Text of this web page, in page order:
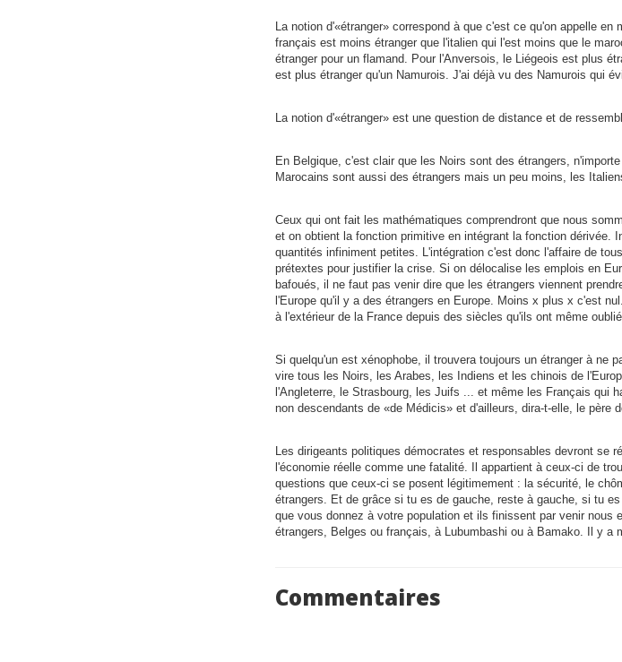
La notion d'«étranger» correspond à que c'est ce qu'on appelle
français est moins étranger que l'italien qui l'est moins que le
étranger pour un flamand. Pour l'Anversois, le Liégeois est plus
est plus étranger qu'un Namurois. J'ai déjà vu des Namurois qui
La notion d'«étranger» est une question de distance et de
En Belgique, c'est clair que les Noirs sont des étrangers,
Marocains sont aussi des étrangers mais un peu moins, les
Ceux qui ont fait les mathématiques comprendront que nous
et on obtient la fonction primitive en intégrant la fonction dérivée.
quantités infiniment petites. L'intégration c'est donc l'affaire de
prétextes pour justifier la crise. Si on délocalise les emplois en
bafoués, il ne faut pas venir dire que les étrangers viennent
l'Europe qu'il y a des étrangers en Europe. Moins x plus x c'est
à l'extérieur de la France depuis des siècles qu'ils ont même
Si quelqu'un est xénophobe, il trouvera toujours un étranger à ne
vire tous les Noirs, les Arabes, les Indiens et les chinois de
l'Angleterre, le Strasbourg, les Juifs ... et même les Français qui
non descendants de «de Médicis» et d'ailleurs, dira-t-elle, le père
Les dirigeants politiques démocrates et responsables devront se
l'économie réelle comme une fatalité. Il appartient à ceux-ci de
questions que ceux-ci se posent légitimement : la sécurité, le
étrangers. Et de grâce si tu es de gauche, reste à gauche, si tu
que vous donnez à votre population et ils finissent par venir nous
étrangers, Belges ou français, à Lubumbashi ou à Bamako. Il y a
Commentaires